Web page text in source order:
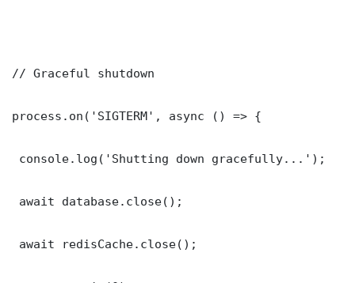
// Graceful shutdown
process.on('SIGTERM', async () => {
console.log('Shutting down gracefully...');
await database.close();
await redisCache.close();